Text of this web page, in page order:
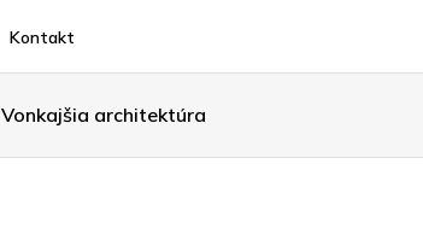
Kontakt
Vonkajšia architektúra